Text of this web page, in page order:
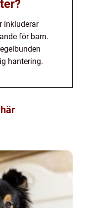
inkluderar
för barn.
hantering.